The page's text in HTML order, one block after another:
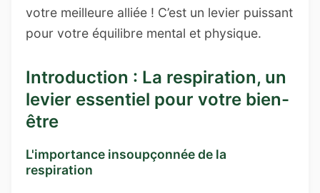
votre meilleure alliée ! C’est un levier puissant
pour votre équilibre mental et physique.
Introduction : La respiration, un
levier essentiel pour votre bien-
être
L'importance insoupçonnée de la
respiration